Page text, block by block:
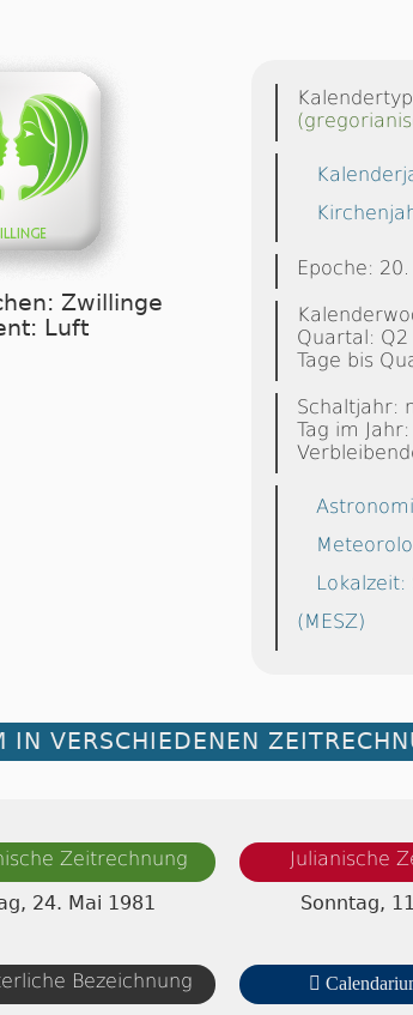
Zwillinge
Luft
Epoche:
Quartal: Q2
Tage bis
Schaltjahr:
Tag im
(MESZ)
IN VERSCHIEDENEN
Zeitrechnung
24. Mai 1981
Julianische
Sonntag,
Bezeichnung 